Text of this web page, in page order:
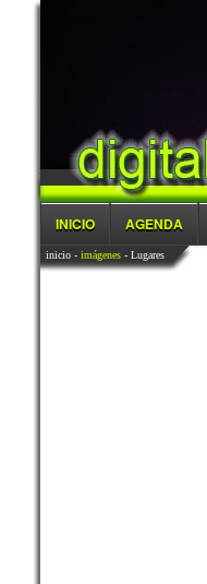
INICIO AGENDA
inicio- imágenes- Lugares